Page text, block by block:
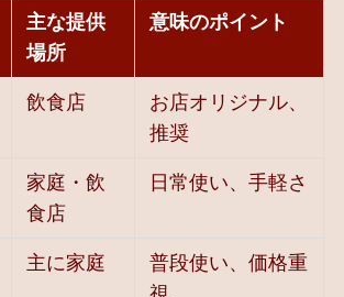
主な提供
場所
意味のポイント
飲食店
お店オリジナル、
推奨
家庭・飲
食店
日常使い、手軽さ
主に家庭
普段使い、価格重